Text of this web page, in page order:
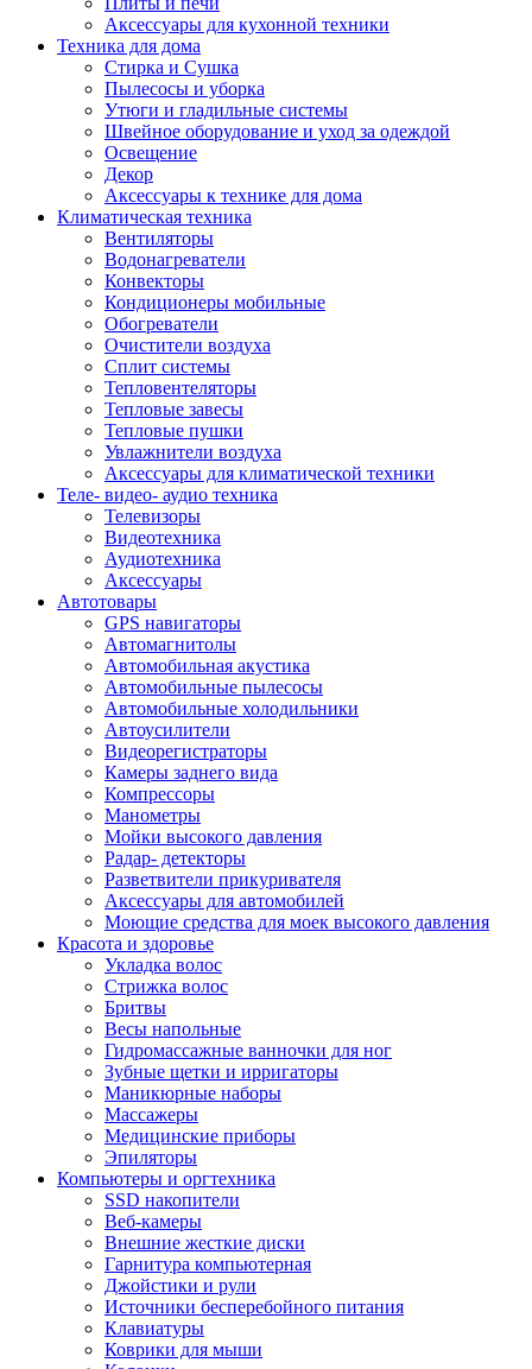
Аксессуары для кухонной техники
Техника для дома
Стирка и Сушка
Пылесосы и уборка
Утюги и гладильные системы
Швейное оборудование и уход за одеждой
Освещение
Декор
Аксессуары к технике для дома
Климатическая техника
Вентиляторы
Водонагреватели
Конвекторы
Кондиционеры мобильные
Обогреватели
Очистители воздуха
Сплит системы
Тепловентеляторы
Тепловые завесы
Тепловые пушки
Увлажнители воздуха
Аксессуары для климатической техники
Теле- видео- аудио техника
Телевизоры
Видеотехника
Аудиотехника
Аксессуары
Автотовары
GPS навигаторы
Автомагнитолы
Автомобильная акустика
Автомобильные пылесосы
Автомобильные холодильники
Автоусилители
Видеорегистраторы
Камеры заднего вида
Компрессоры
Манометры
Мойки высокого давления
Радар- детекторы
Разветвители прикуривателя
Аксессуары для автомобилей
Моющие средства для моек высокого давления
Красота и здоровье
Укладка волос
Стрижка волос
Бритвы
Весы напольные
Гидромассажные ванночки для ног
Зубные щетки и ирригаторы
Маникюрные наборы
Массажеры
Медицинские приборы
Эпиляторы
Компьютеры и оргтехника
SSD накопители
Веб-камеры
Внешние жесткие диски
Гарнитура компьютерная
Джойстики и рули
Источники бесперебойного питания
Клавиатуры
Коврики для мыши